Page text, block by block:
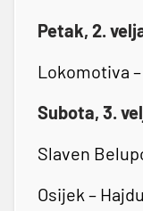
Petak, 2.
Lokomotiva
Subota, 3.
Slaven
Osijek –